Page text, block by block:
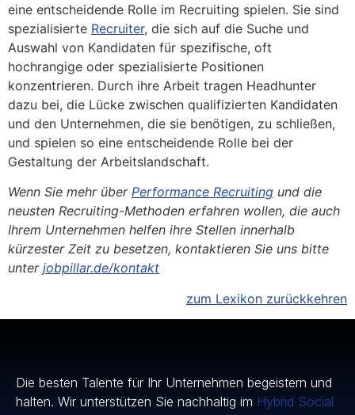
eine entscheidende Rolle im Recruiting spielen. Sie sind
spezialisierte Recruiter, die sich auf die Suche und
Auswahl von Kandidaten für spezifische, oft
hochrangige oder spezialisierte Positionen
konzentrieren. Durch ihre Arbeit tragen Headhunter
dazu bei, die Lücke zwischen qualifizierten Kandidaten
und den Unternehmen, die sie benötigen, zu schließen,
und spielen so eine entscheidende Rolle bei der
Gestaltung der Arbeitslandschaft.
Wenn Sie mehr über Performance Recruiting und die
neusten Recruiting-Methoden erfahren wollen, die auch
Ihrem Unternehmen helfen ihre Stellen innerhalb
kürzester Zeit zu besetzen, kontaktieren Sie uns bitte
unter jobpillar.de/kontakt
zum Lexikon zurückkehren
Die besten Talente für Ihr Unternehmen begeistern und
halten. Wir unterstützen Sie nachhaltig im Hybrid Social